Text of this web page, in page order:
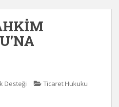
Desteği Ticaret Hukuku